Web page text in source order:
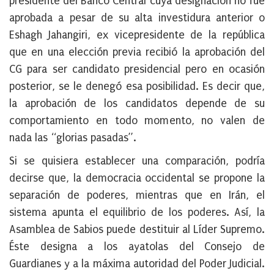
aprobada a pesar de su alta investidura anterior o
Eshagh Jahangiri, ex vicepresidente de la república
que en una elección previa recibió la aprobación del
CG para ser candidato presidencial pero en ocasión
posterior, se le denegó esa posibilidad. Es decir que,
la aprobación de los candidatos depende de su
comportamiento en todo momento, no valen de
nada las “glorias pasadas”.
Si se quisiera establecer una comparación, podría
decirse que, la democracia occidental se propone la
separación de poderes, mientras que en Irán, el
sistema apunta el equilibrio de los poderes. Así, la
Asamblea de Sabios puede destituir al Líder Supremo.
Éste designa a los ayatolas del Consejo de
Guardianes y a la máxima autoridad del Poder Judicial.